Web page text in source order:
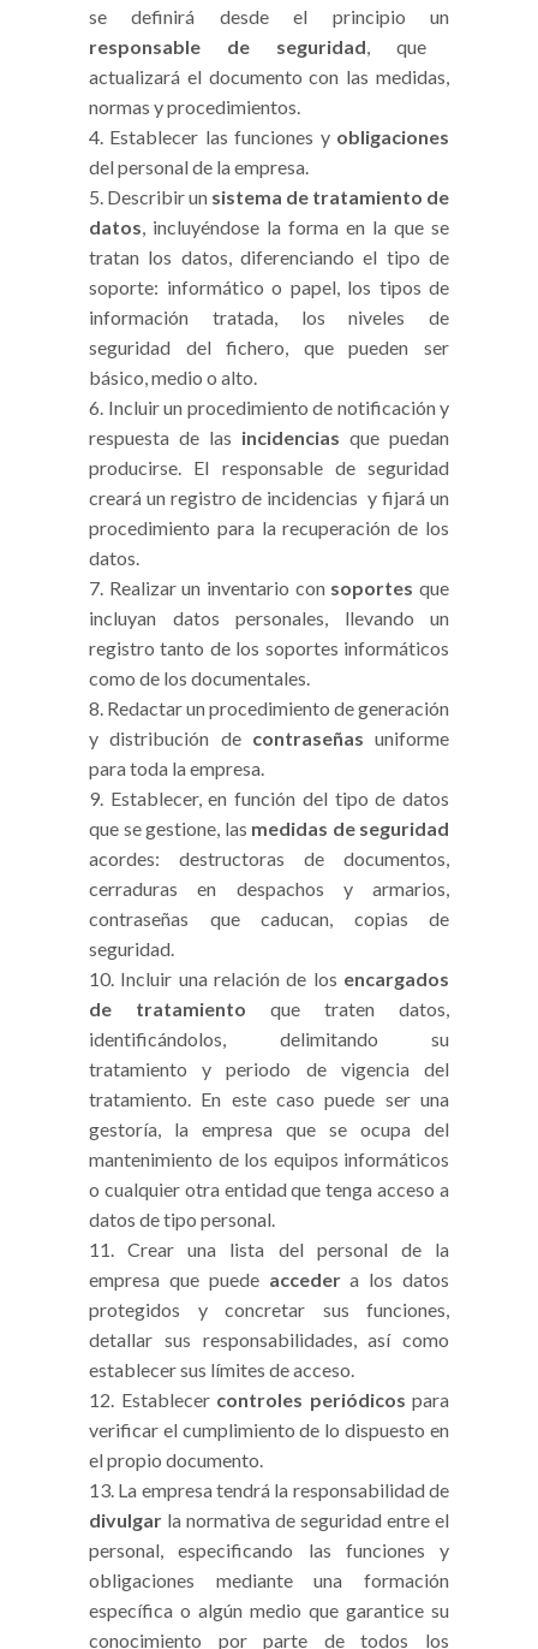
se definirá desde el principio un
responsable de seguridad, que
actualizará el documento con las medidas,
normas y procedimientos.
Establecer las funciones y obligaciones
del personal de la empresa.
Describir un sistema de tratamiento de
datos, incluyéndose la forma en la que se
tratan los datos, diferenciando el tipo de
soporte: informático o papel, los tipos de
información tratada, los niveles de
seguridad del fichero, que pueden ser
básico, medio o alto.
Incluir un procedimiento de notificación y
respuesta de las incidencias que puedan
producirse. El responsable de seguridad
creará un registro de incidencias y fijará un
procedimiento para la recuperación de los
datos.
Realizar un inventario con soportes que
incluyan datos personales, llevando un
registro tanto de los soportes informáticos
como de los documentales.
Redactar un procedimiento de generación
y distribución de contraseñas uniforme
para toda la empresa.
Establecer, en función del tipo de datos
que se gestione, las medidas de seguridad
acordes: destructoras de documentos,
cerraduras en despachos y armarios,
contraseñas que caducan, copias de
seguridad.
Incluir una relación de los encargados
de tratamiento que traten datos,
identificándolos, delimitando su
tratamiento y periodo de vigencia del
tratamiento. En este caso puede ser una
gestoría, la empresa que se ocupa del
mantenimiento de los equipos informáticos
o cualquier otra entidad que tenga acceso a
datos de tipo personal.
Crear una lista del personal de la
empresa que puedeaccedera los datos
protegidos y concretar sus funciones,
detallar sus responsabilidades, así como
establecer sus límites de acceso.
Establecer controles periódicos para
verificar el cumplimiento de lo dispuesto en
el propio documento.
La empresa tendrá la responsabilidad de
divulgar la normativa de seguridad entre el
personal, especificando las funciones y
obligaciones mediante una formación
específica o algún medio que garantice su
conocimiento por parte de todos los